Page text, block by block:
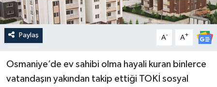
Paylaş A- A+
Osmaniye’de ev sahibi olma hayali kuran binlerce
vatandaşın yakından takip ettiği TOKİ sosyal